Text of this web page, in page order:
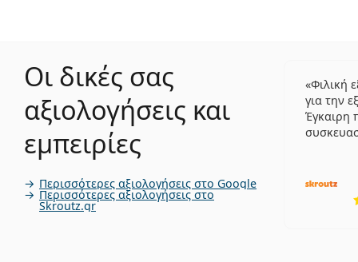
Οι δικές σας
αξιολογήσεις και
εμπειρίες
Περισσότερες αξιολογήσεις στο Google
Περισσότερες αξιολογήσεις στο
Skroutz.gr
Φιλική
για την
Έγκαιρη